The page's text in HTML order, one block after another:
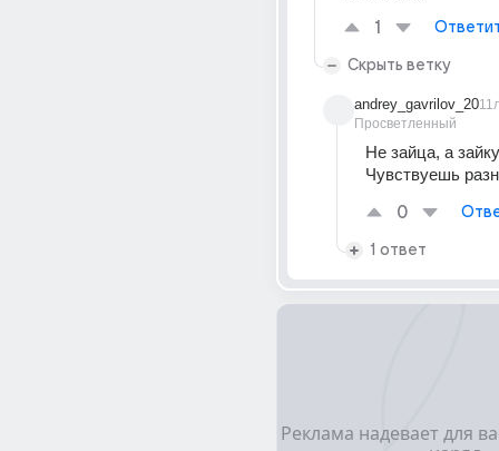
1
Скрыть ветку
andrey_gavrilov_20
Просветленный
Не зайца, а
Чувствуешь
0
1 ответ